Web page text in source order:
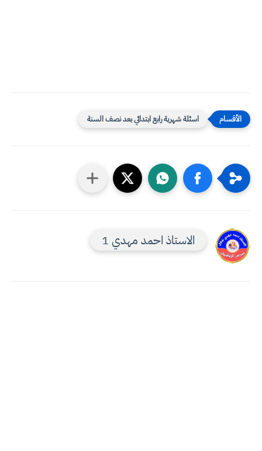
اسئلة شهرية رابع ابتدائي بعد نصف السنة
الاستاذ احمد مهدي 1